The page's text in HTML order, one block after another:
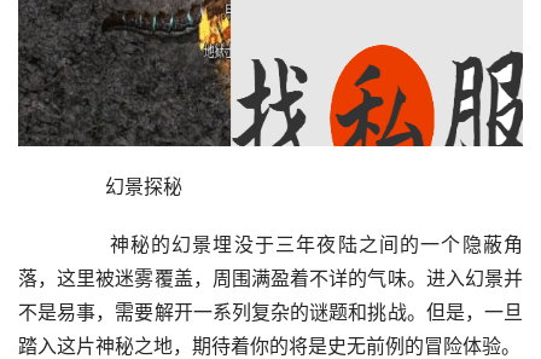
	　　幻景探秘
落，这里被迷雾覆盖，周围满盈着不详的气味。进入幻景并
不是易事，需要解开一系列复杂的谜题和挑战。但是，一旦
踏入这片神秘之地，期待着你的将是史无前例的冒险体验。